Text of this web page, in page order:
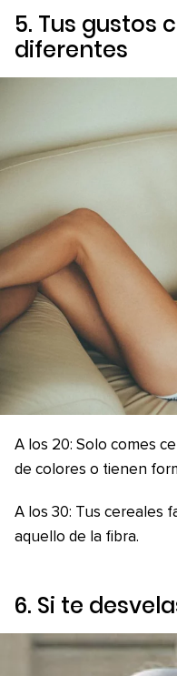
5. Tus gustos
diferentes
A los 20: Solo comes
de colores o tienen
A los 30: Tus cereales
aquello de la fibra.
6. Si te